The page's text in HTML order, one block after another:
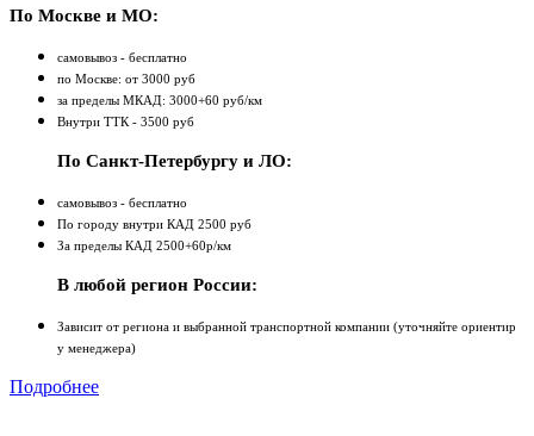
По Москве и МО:
самовывоз - бесплатно
по Москве: от 3000 руб
за пределы МКАД: 3000+60 руб/км
Внутри ТТК - 3500 руб
По Санкт-Петербургу и ЛО:
самовывоз - бесплатно
По городу внутри КАД 2500 руб
За пределы КАД 2500+60р/км
В любой регион России:
Зависит от региона и выбранной транспортной компании (уточняйте ориентир
у менеджера)
Подробнее